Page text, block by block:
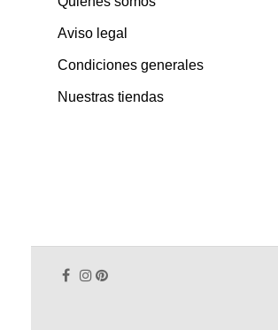
Aviso legal
Condiciones generales
Nuestras tiendas